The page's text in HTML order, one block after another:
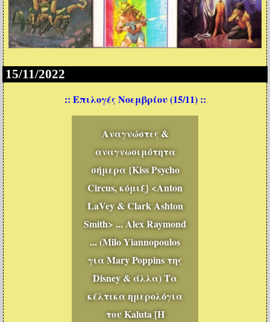
15/11/2022
:: Επιλογές Νοεμβρίου (15/11) ::
Αναγνώστες &
αναγνωσιμότητα
σήμερα {Kiss Psycho
Circus, κόμιξ} <Anton
LaVey & Clark Ashton
Smith> ... Alex Raymond
... (Milo Yiannopoulos
για Mary Poppins της
Disney & άλλα) Τα
κέλτικα ημερολόγια
του Kaluta [Η